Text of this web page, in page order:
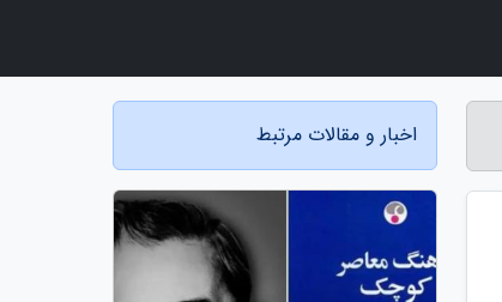
اخبار و مقالات مرتبط